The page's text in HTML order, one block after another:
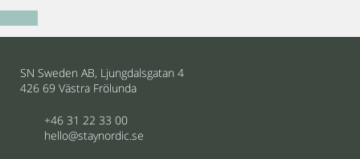
SN Sweden AB, Ljungdalsgatan 4
426 69 Västra Frölunda
+46 31 22 33 00
hello@staynordic.se